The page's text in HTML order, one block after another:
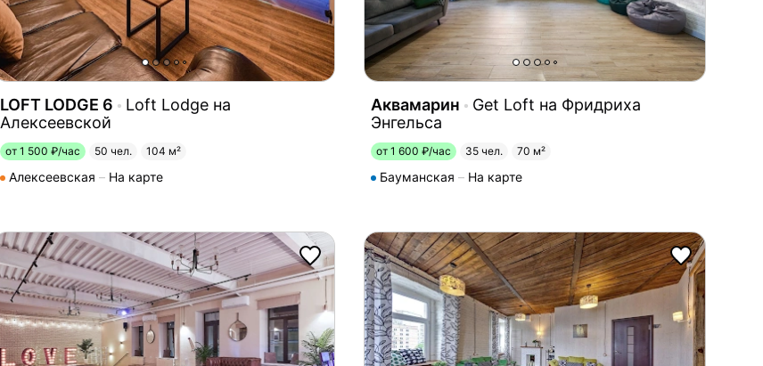
LOFT LODGE 6
Loft Lodge на
Алексеевской
от 1 500 ₽/час 50 чел. 104 м²
Алексеевская На карте
Аквамарин
Get Loft на Фридриха
Энгельса
от 1 600 ₽/час 35 чел. 70 м²
Бауманская На карте